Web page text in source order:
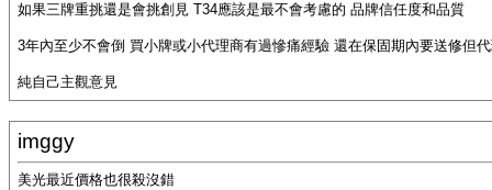
如果三牌重挑還是會挑創見 T34應該是最不會考慮的 品牌信任度和品質
3年內至少不會倒 買小牌或小代理商有過慘痛經驗 還在保固期內要送修但
純自己主觀意見
imggy
美光最近價格也很殺沒錯